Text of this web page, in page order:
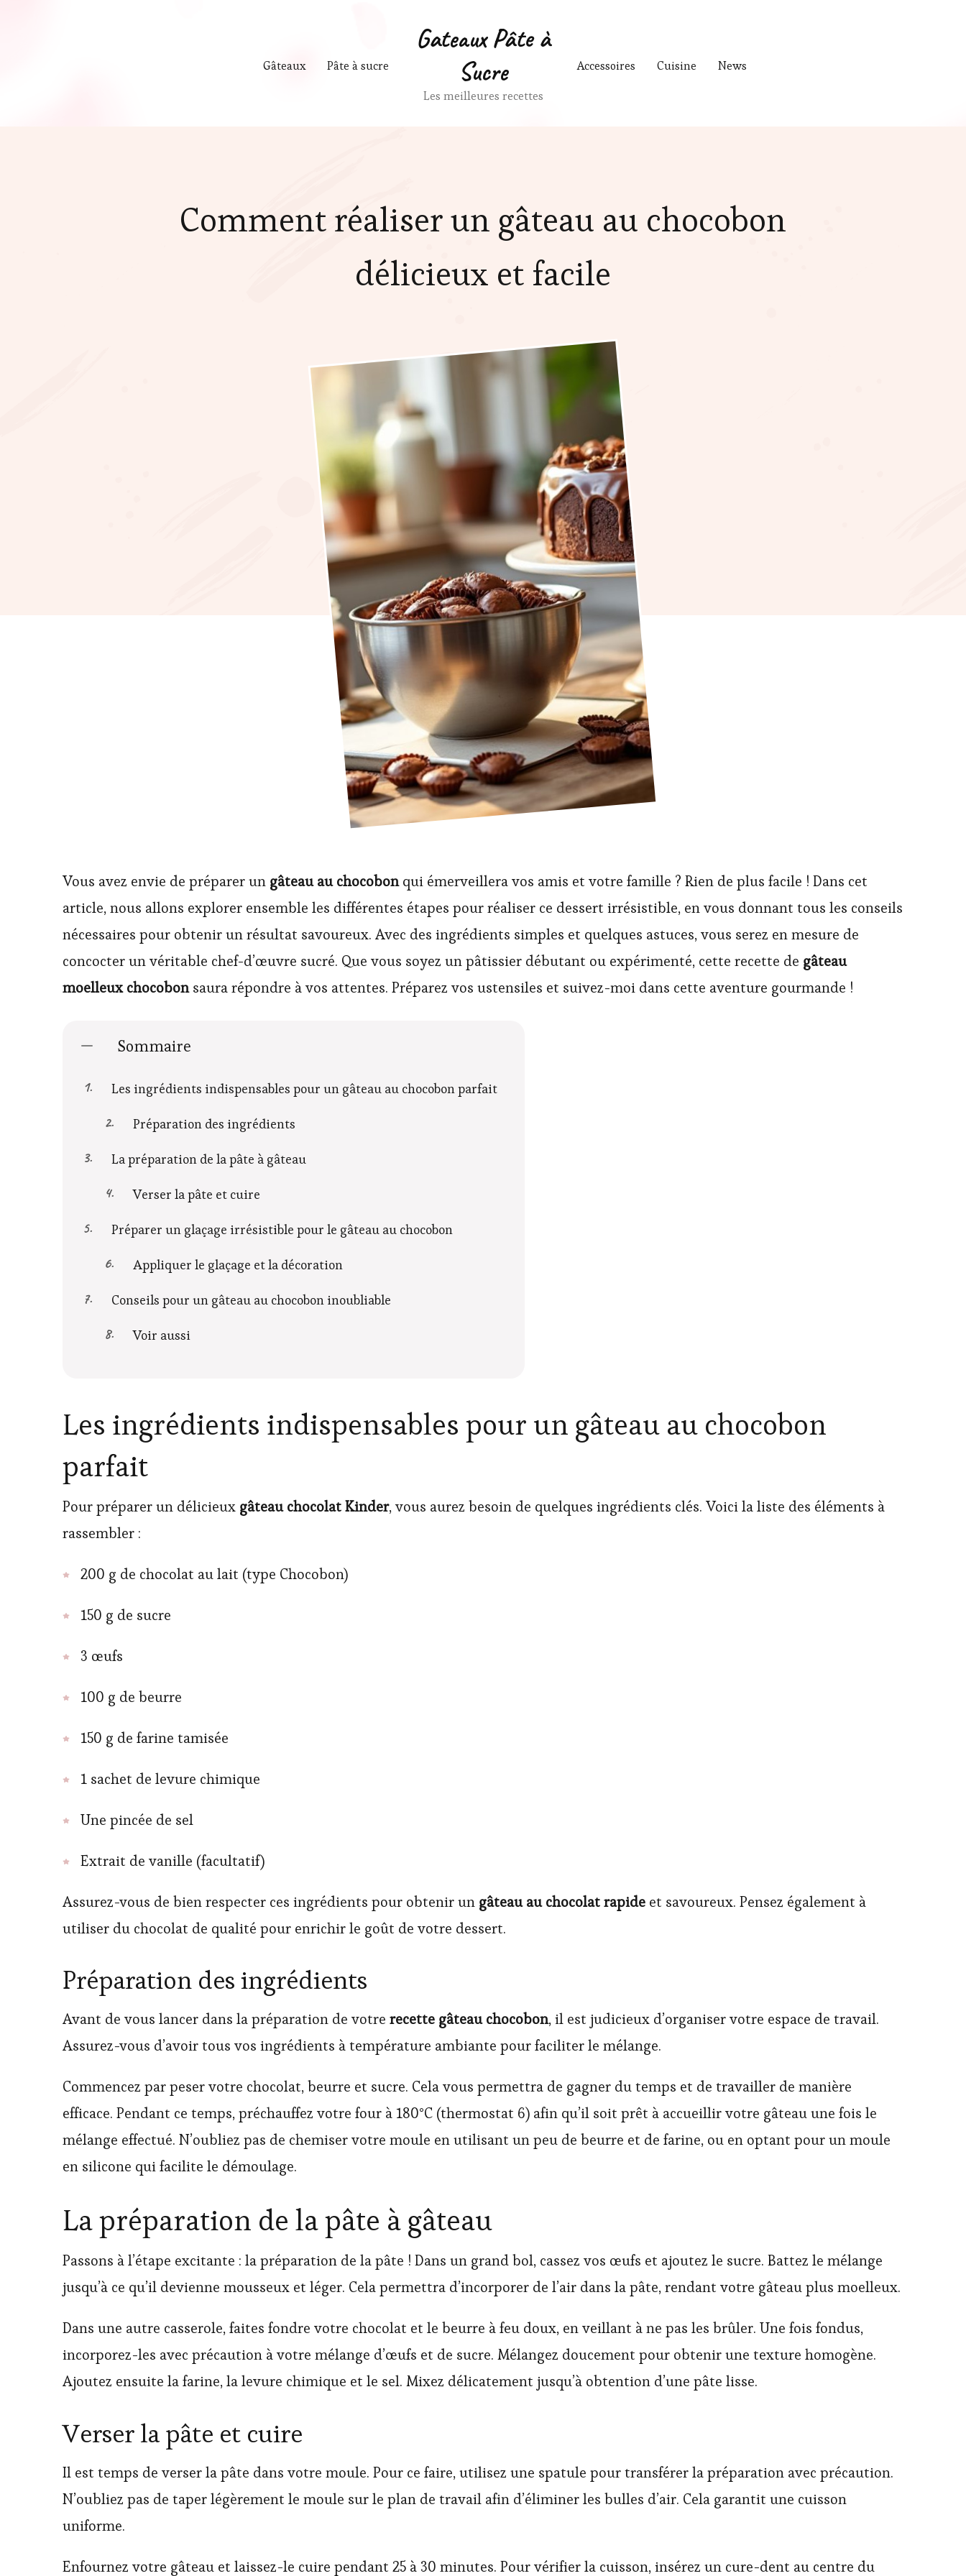
Gâteaux Pâte à sucre Accessoires Cuisine News
Gateaux Pâte à
Sucre
Les meilleures recettes
Comment réaliser un gâteau au chocobon
délicieux et facile
Vous avez envie de préparer un gâteau au chocobonqui émerveillera vos amis et votre famille ? Rien de plus facile ! Dans cet
article, nous allons explorer ensemble les différentes étapes pour réaliser ce dessert irrésistible, en vous donnant tous les conseils
nécessaires pour obtenir un résultat savoureux. Avec des ingrédients simples et quelques astuces, vous serez en mesure de
concocter un véritable chef-d’œuvre sucré. Que vous soyez un pâtissier débutant ou expérimenté, cette recette de gâteau
moelleux chocobonsaura répondre à vos attentes. Préparez vos ustensiles et suivez-moi dans cette aventure gourmande !
Sommaire
Les ingrédients indispensables pour un gâteau au chocobon parfait
Préparation des ingrédients
La préparation de la pâte à gâteau
Verser la pâte et cuire
Préparer un glaçage irrésistible pour le gâteau au chocobon
Appliquer le glaçage et la décoration
Conseils pour un gâteau au chocobon inoubliable
Voir aussi
Les ingrédients indispensables pour un gâteau au chocobon
parfait
Pour préparer un délicieux gâteau chocolat Kinder, vous aurez besoin de quelques ingrédients clés. Voici la liste des éléments à
rassembler :
200 g de chocolat au lait (type Chocobon)
150 g de sucre
3 œufs
100 g de beurre
150 g de farine tamisée
1 sachet de levure chimique
Une pincée de sel
Extrait de vanille (facultatif)
Assurez-vous de bien respecter ces ingrédients pour obtenir un gâteau au chocolat rapide et savoureux. Pensez également à
utiliser du chocolat de qualité pour enrichir le goût de votre dessert.
Préparation des ingrédients
Avant de vous lancer dans la préparation de votre recette gâteau chocobon, il est judicieux d’organiser votre espace de travail.
Assurez-vous d’avoir tous vos ingrédients à température ambiante pour faciliter le mélange.
Commencez par peser votre chocolat, beurre et sucre. Cela vous permettra de gagner du temps et de travailler de manière
efficace. Pendant ce temps, préchauffez votre four à 180°C (thermostat 6) afin qu’il soit prêt à accueillir votre gâteau une fois le
mélange effectué. N’oubliez pas de chemiser votre moule en utilisant un peu de beurre et de farine, ou en optant pour un moule
en silicone qui facilite le démoulage.
La préparation de la pâte à gâteau
Passons à l’étape excitante : la préparation de la pâte ! Dans un grand bol, cassez vos œufs et ajoutez le sucre. Battez le mélange
jusqu’à ce qu’il devienne mousseux et léger. Cela permettra d’incorporer de l’air dans la pâte, rendant votre gâteau plus moelleux.
Dans une autre casserole, faites fondre votre chocolat et le beurre à feu doux, en veillant à ne pas les brûler. Une fois fondus,
incorporez-les avec précaution à votre mélange d’œufs et de sucre. Mélangez doucement pour obtenir une texture homogène.
Ajoutez ensuite la farine, la levure chimique et le sel. Mixez délicatement jusqu’à obtention d’une pâte lisse.
Verser la pâte et cuire
Il est temps de verser la pâte dans votre moule. Pour ce faire, utilisez une spatule pour transférer la préparation avec précaution.
N’oubliez pas de taper légèrement le moule sur le plan de travail afin d’éliminer les bulles d’air. Cela garantit une cuisson
uniforme.
Enfournez votre gâteau et laissez-le cuire pendant 25 à 30 minutes. Pour vérifier la cuisson, insérez un cure-dent au centre du